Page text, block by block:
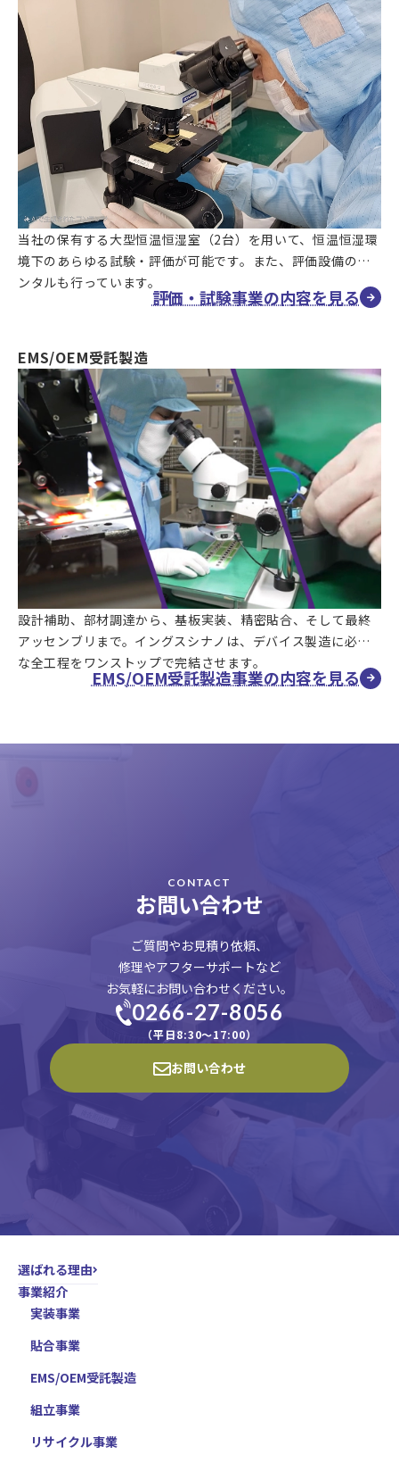
当社の保有する大型恒温恒湿室（2台）を用いて、恒温恒湿環
境下のあらゆる試験・評価が可能です。また、評価設備のレ
ンタルも行っています。
評価・試験事業の内容を見る
EMS/OEM受託製造
設計補助、部材調達から、基板実装、精密貼合、そして最終
アッセンブリまで。イングスシナノは、デバイス製造に必要
な全工程をワンストップで完結させます。
EMS/OEM受託製造事業の内容を見る
CONTACT
お問い合わせ
ご質問やお見積り依頼、
修理やアフターサポートなど
お気軽にお問い合わせください。
0266-27-8056
（平日8:30〜17:00）
お問い合わせ
選ばれる理由
事業紹介
実装事業
貼合事業
EMS/OEM受託製造
組立事業
リサイクル事業